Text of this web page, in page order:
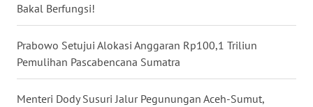
Bakal Berfungsi!
Prabowo Setujui Alokasi Anggaran Rp100,1 Triliun
Pemulihan Pascabencana Sumatra
Menteri Dody Susuri Jalur Pegunungan Aceh-Sumut,
WN
KALTIM
WN
SULSEL